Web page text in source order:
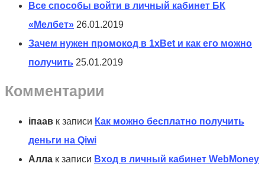
Все способы войти в личный кабинет БК
«Мелбет» 26.01.2019
Зачем нужен промокод в 1xBet и как его можно
получить 25.01.2019
Комментарии
іпаав к записи Как можно бесплатно получить
деньги на Qiwi
Алла к записи Вход в личный кабинет WebMoney